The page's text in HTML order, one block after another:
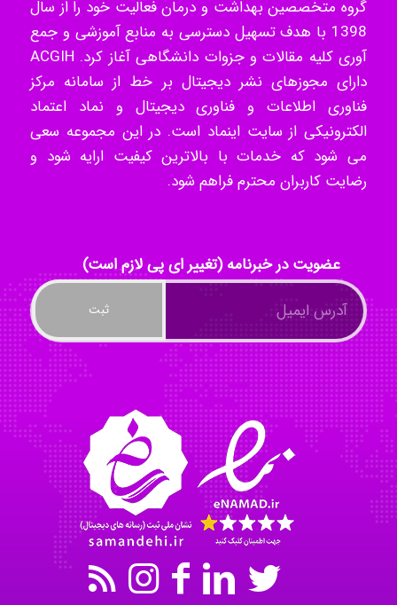
Radman Amini
Mohammad
Tavan
kimiya zirakpoor
ayda habibnejad
Nazaninkarkon
گروه متخصصین بهداشت و درمان فعالیت خود را از سال
1398 با هدف تسهیل دسترسی به منابع آموزشی و جمع
آوری کلیه مقالات و جزوات دانشگاهی آغاز کرد. ACGIH
دارای مجوزهای نشر دیجیتال بر خط از سامانه مرکز
فناوری اطلاعات و فناوری دیجیتال و نماد اعتماد
الکترونیکی از سایت اینماد است. در این مجموعه سعی
می شود که خدمات با بالاترین کیفیت ارایه شود و
رضایت کاربران محترم فراهم شود.
عضویت در خبرنامه (تغییر ای پی لازم است)